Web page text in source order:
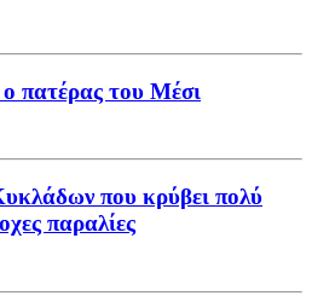
πατέρας του Μέσι
που κρύβει πολύ
παραλίες